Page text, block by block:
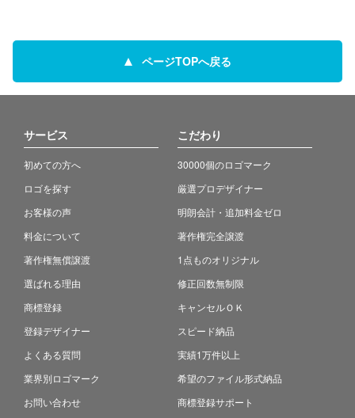
ページTOPへ戻る
サービス
初めての方へ
ロゴを探す
お客様の声
料金について
著作権無償譲渡
選ばれる理由
商標登録
登録デザイナー
よくある質問
業界別ロゴマーク
お問い合わせ
こだわり
30000個のロゴマーク
厳選プロデザイナー
明朗会計・追加料金ゼロ
著作権完全譲渡
1点ものオリジナル
修正回数無制限
キャンセルＯＫ
スピード納品
実績1万件以上
希望のファイル形式納品
商標登録サポート